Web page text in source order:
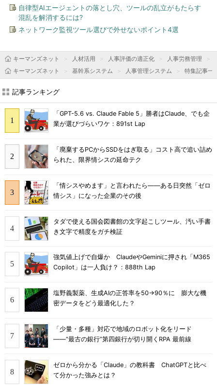
自律型AIエージェントの落とし穴、ツールの乱立がもたらす
混乱を解消するには?
ネットワーク監視ツール選びで外せないポイント4選
キーマンズネット 人材活用 人事評価の適正化 人事労務管理
キーマンズネット
基幹系システム 人事管理システム 特集記事一
記事ランキング
「GPT-5.6 vs. Claude Fable 5」勝者はClaude、でも企
業が選びづらいワケ：891st Lap
「廃棄するPCからSSDをはぎ取る」コスト高で追い詰め
られた、限界情シスの延命テク
「情シスやめます」と言われたら――ある日突然「ゼロ
情シス」になった企業のその後
タダで使える国会図書館の文字起こしツール、汚い手書
き文字で精度をガチ検証
強気値上げで自爆か ClaudeやGeminiに押され「M365
Copilot」は一人負け？：888th Lap
塩野義製薬、生成AIの正答率を50→90％に 膨大な機
密データをどう最適化した？
「少量・多種」対応で地域のロボット化をリード
――“最古の銀行”第四銀行が切り開くRPA 最前線
ゼロから分かる「Claude」の教科書 ChatGPTと比べ
て分かった強みとは？